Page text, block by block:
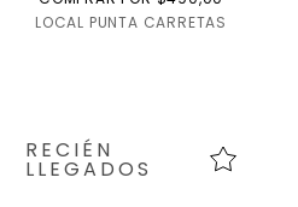
LOCAL PUNTA CARRETAS
RECIÉN
LLEGADOS